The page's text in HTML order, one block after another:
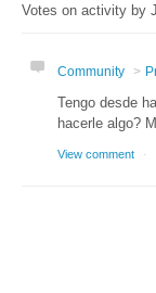
Votes on activity by
Community
Tengo desde
hacerle algo?
View comment